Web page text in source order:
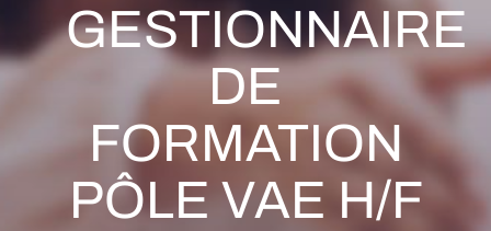
GESTIONNAIRE
DE
FORMATION
PÔLE VAE H/F